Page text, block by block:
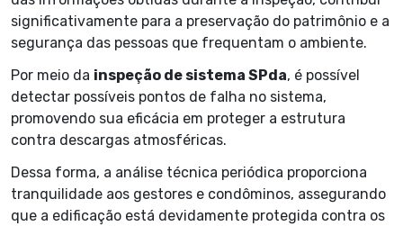
significativamente para a preservação do patrimônio e a
segurança das pessoas que frequentam o ambiente.
Por meio da inspeção de sistema SPda, é possível
detectar possíveis pontos de falha no sistema,
promovendo sua eficácia em proteger a estrutura
contra descargas atmosféricas.
Dessa forma, a análise técnica periódica proporciona
tranquilidade aos gestores e condôminos, assegurando
que a edificação está devidamente protegida contra os